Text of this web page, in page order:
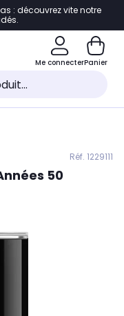
: découvrez vite notre
Me connecterPanier
Réf. 1229111
50